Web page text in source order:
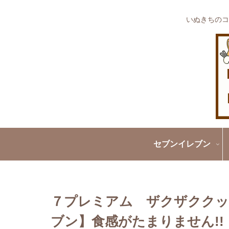
いぬきちの
セブンイレブン
７プレミアム ザクザクク
ブン】食感がたまりません!!